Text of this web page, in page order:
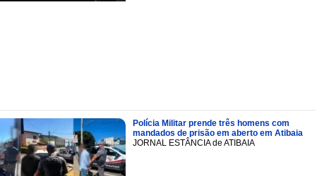
Polícia Militar prende três homens com
mandados de prisão em aberto em Atibaia
JORNAL ESTÂNCIA de ATIBAIA